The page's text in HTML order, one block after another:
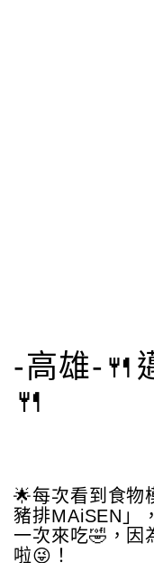
-高雄-🍴
🍴
🌟每次看到食物
豬排MAiSEN」
一次來吃🤣，因
啦😜！